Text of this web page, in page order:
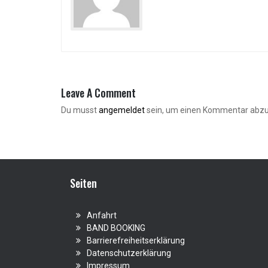
Leave A Comment
Du musstangemeldetsein, um einen Kommentar
Seiten
Anfahrt
BAND BOOKING
Barrierefreiheitserklärung
Datenschutzerklärung
Impressum